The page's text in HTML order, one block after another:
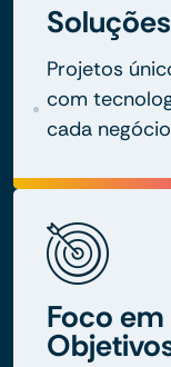
Projetos
com
cada
Foco